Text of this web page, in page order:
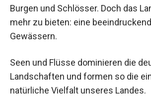
Burgen und Schlösser. Doch das
mehr zu bieten: eine
Gewässern.
Seen und Flüsse dominieren die
Landschaften und formen so die
natürliche Vielfalt unseres Landes.